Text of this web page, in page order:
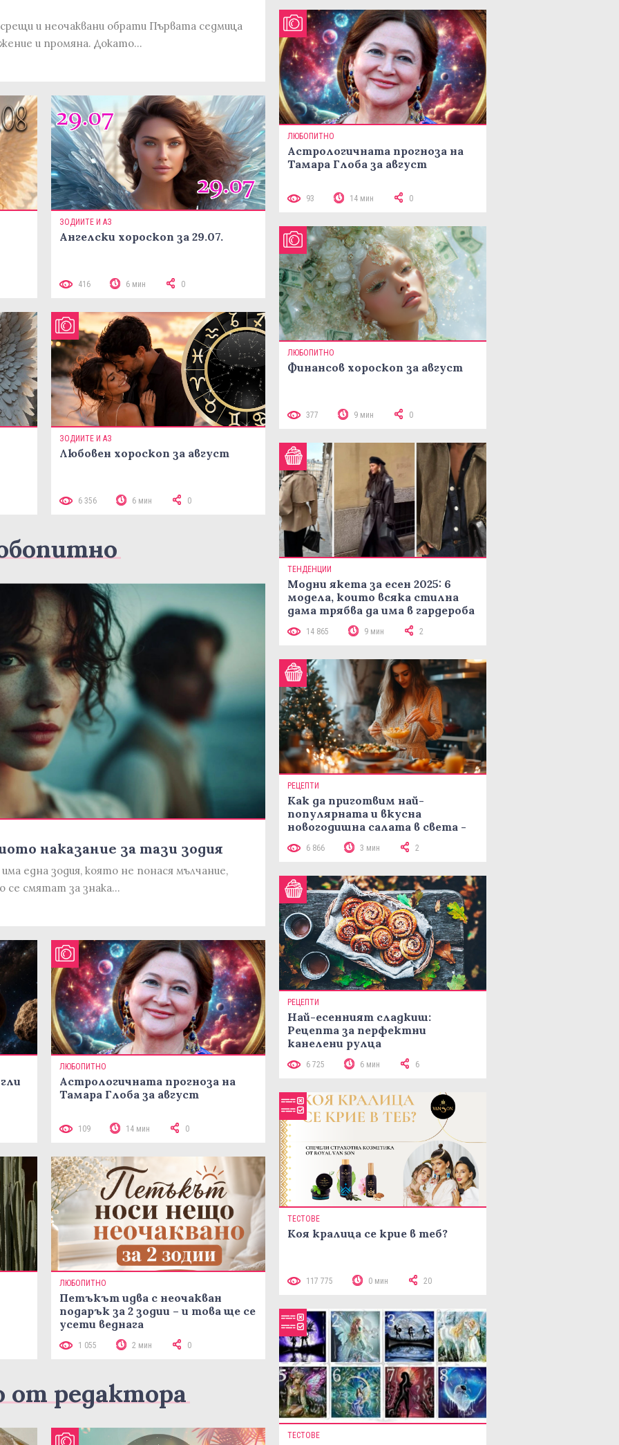
и неочаквани обрати Първата седмица
и промяна. Докато…
ЗОДИИТЕ И АЗ
Ангелски хороскоп за 29.07.
416 6 мин 0
ЗОДИИТЕ И АЗ
Любовен хороскоп за август
6 356 6 мин 0
наказание за тази зодия
една зодия, която не понася мълчание,
се смятат за знака…
ЛЮБОПИТНО
Астрологичната прогноза на
Тамара Глоба за август
109 14 мин 0
ЛЮБОПИТНО
Петъкът идва с неочакван
подарък за 2 зодии – и това ще се
усети веднага
1 055 2 мин 0
от редактора
ЛЮБОПИТНО
Астрологичната прогноза на
Тамара Глоба за август
93 14 мин 0
ЛЮБОПИТНО
Финансов хороскоп за август
377 9 мин 0
ТЕНДЕНЦИИ
Модни якета за есен 2025: 6
модела, които всяка стилна
дама трябва да има в гардероба
14 865 9 мин 2
РЕЦЕПТИ
Как да приготвим най-
популярната и вкусна
новогодишна салата в света -
рецепта Мимоза
6 866 3 мин 2
РЕЦЕПТИ
Най-есенният сладкиш:
Рецепта за перфектни
канелени рулца
6 725 6 мин 6
ТЕСТОВЕ
Коя кралица се крие в теб?
117 775 0 мин 20
ТЕСТОВЕ